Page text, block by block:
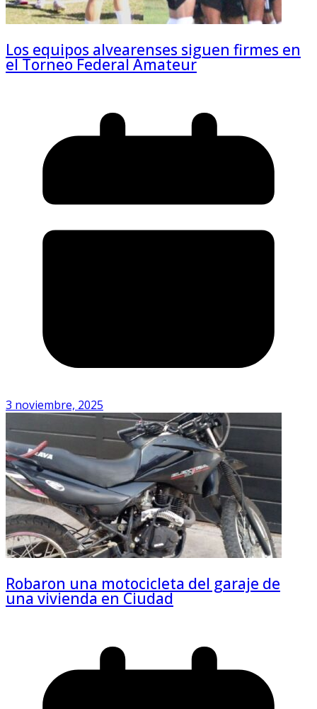
Los equipos alvearenses siguen firmes en
el Torneo Federal Amateur
3 noviembre, 2025
Robaron una motocicleta del garaje de
una vivienda en Ciudad